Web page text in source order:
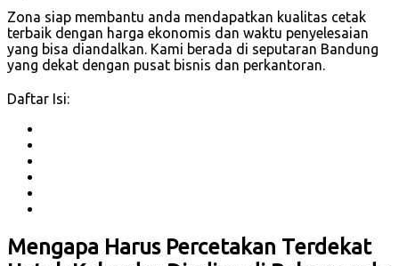
Zona siap membantu anda mendapatkan kualitas cetak
terbaik dengan harga ekonomis dan waktu penyelesaian
yang bisa diandalkan. Kami berada di seputaran Bandung
yang dekat dengan pusat bisnis dan perkantoran.
Daftar Isi:
Mengapa Harus Percetakan Terdekat